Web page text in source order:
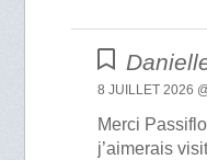
8 JUILLET 2026
Merci
j’aimerais